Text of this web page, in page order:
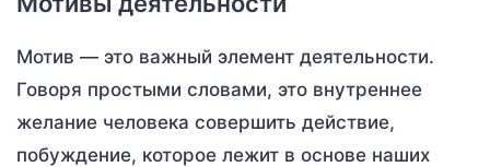
Мотив — это важный элемент деятельности.
Говоря простыми словами, это внутреннее
желание человека совершить действие,
побуждение, которое лежит в основе наших